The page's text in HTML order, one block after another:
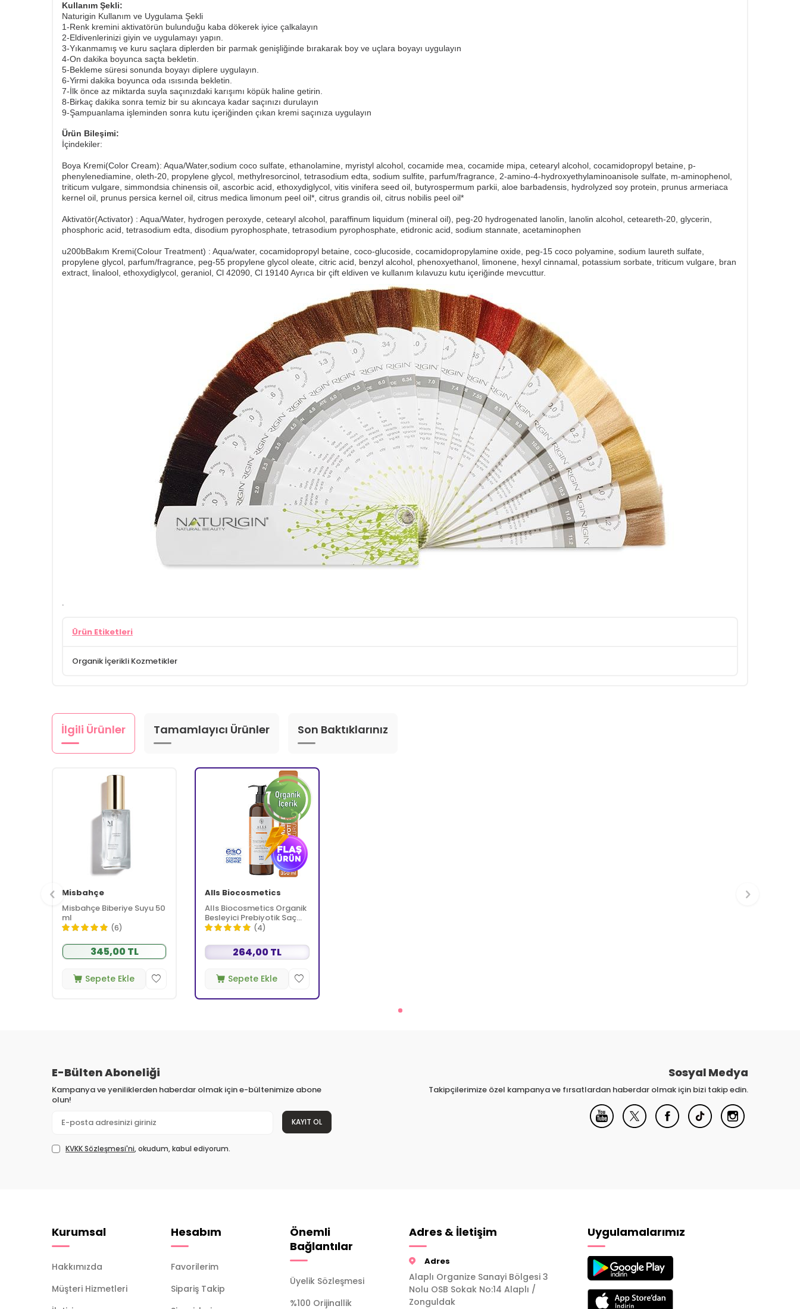
Kullanım Şekli:
Naturigin Kullanım ve Uygulama Şekli
1-Renk kremini aktivatörün bulunduğu kaba dökerek iyice çalkalayın
2-Eldivenlerinizi giyin ve uygulamayı yapın.
3-Yıkanmamış ve kuru saçlara diplerden bir parmak genişliğinde bırakarak boy ve uçlara boyayı uygulayın
4-On dakika boyunca saçta bekletin.
5-Bekleme süresi sonunda boyayı diplere uygulayın.
6-Yirmi dakika boyunca oda ısısında bekletin.
7-İlk önce az miktarda suyla saçınızdaki karışımı köpük haline getirin.
8-Birkaç dakika sonra temiz bir su akıncaya kadar saçınızı durulayın
9-Şampuanlama işleminden sonra kutu içeriğinden çıkan kremi saçınıza uygulayın
Ürün Bileşimi:
İçindekiler:
Boya Kremi(Color Cream): Aqua/Water,sodium coco sulfate, ethanolamine, myristyl alcohol, cocamide mea, cocamide mipa, cetearyl alcohol, cocamidopropyl betaine, p-
phenylenediamine, oleth-20, propylene glycol, methylresorcinol, tetrasodium edta, sodium sulfite, parfum/fragrance, 2-amino-4-hydroxyethylaminoanisole sulfate, m-aminophenol,
triticum vulgare, simmondsia chinensis oil, ascorbic acid, ethoxydiglycol, vitis vinifera seed oil, butyrospermum parkii, aloe barbadensis, hydrolyzed soy protein, prunus armeriaca
kernel oil, prunus persica kernel oil, citrus medica limonum peel oil*, citrus grandis oil, citrus nobilis peel oil*
Aktivatör(Activator) : Aqua/Water, hydrogen peroxyde, cetearyl alcohol, paraffinum liquidum (mineral oil), peg-20 hydrogenated lanolin, lanolin alcohol, ceteareth-20, glycerin,
phosphoric acid, tetrasodium edta, disodium pyrophosphate, tetrasodium pyrophosphate, etidronic acid, sodium stannate, acetaminophen
u200bBakım Kremi(Colour Treatment) : Aqua/water, cocamidopropyl betaine, coco-glucoside, cocamidopropylamine oxide, peg-15 coco polyamine, sodium laureth sulfate,
propylene glycol, parfum/fragrance, peg-55 propylene glycol oleate, citric acid, benzyl alcohol, phenoxyethanol, limonene, hexyl cinnamal, potassium sorbate, triticum vulgare, bran
extract, linalool, ethoxydiglycol, geraniol, Cl 42090, Cl 19140 Ayrıca bir çift eldiven ve kullanım kılavuzu kutu içeriğinde mevcuttur.
.
Ürün Etiketleri
Organik İçerikli Kozmetikler
İlgili Ürünler Tamamlayıcı Ürünler Son Baktıklarınız
Misbahçe
Misbahçe Biberiye Suyu 50
ml
(6)
345,00 TL
Sepete Ekle
Alls Biocosmetics
Alls Biocosmetics Organik
Besleyici Prebiyotik Saç
Kremi 350 ml(4)
264,00 TL
Sepete Ekle
E-Bülten Aboneliği
Kampanya ve yeniliklerden haberdar olmak için e-bültenimize abone
olun!
KAYIT OL
KVKK Sözleşmesi'ni, okudum, kabul ediyorum.
Sosyal Medya
Takipçilerimize özel kampanya ve fırsatlardan haberdar olmak için bizi takip edin.
Kurumsal
Hakkımızda
Müşteri Hizmetleri
Hesabım
Favorilerim
Sipariş Takip
Önemli
Bağlantılar
Üyelik Sözleşmesi
%100 Orijinallik
Adres & İletişim
Adres
Alaplı Organize Sanayi Bölgesi 3
Nolu OSB Sokak No:14 Alaplı /
Zonguldak
Uygulamalarımız